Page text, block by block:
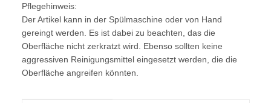
Pflegehinweis:
Der Artikel kann in der Spülmaschine oder von Hand
gereingt werden. Es ist dabei zu beachten, das die
Oberfläche nicht zerkratzt wird. Ebenso sollten keine
aggressiven Reinigungsmittel eingesetzt werden, die die
Oberfläche angreifen könnten.